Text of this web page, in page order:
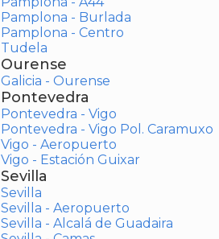
Pamplona - Burlada
Pamplona - Centro
Tudela
Ourense
Galicia - Ourense
Pontevedra
Pontevedra - Vigo
Pontevedra - Vigo Pol. Caramuxo
Vigo - Aeropuerto
Vigo - Estación Guixar
Sevilla
Sevilla
Sevilla - Aeropuerto
Sevilla - Alcalá de Guadaira